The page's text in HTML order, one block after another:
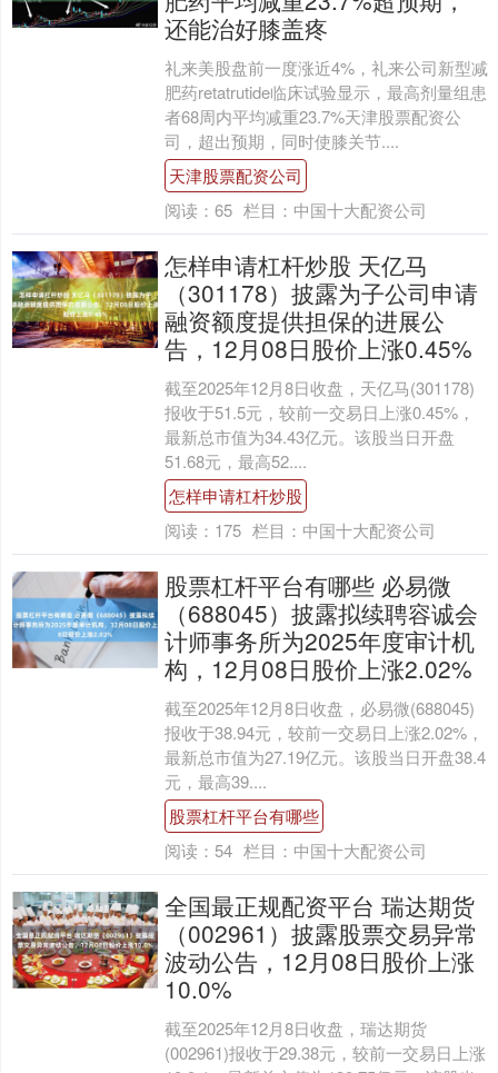
还能治好膝盖疼
礼来美股盘前一度涨近4%，礼来公司新型减
肥药retatrutide临床试验显示，最高剂量组患
者68周内平均减重23.7%天津股票配资公
司，超出预期，同时使膝关节....
天津股票配资公司
阅读： 65 栏目： 中国十大配资公司
怎样申请杠杆炒股 天亿马
（301178）披露为子公司申请
融资额度提供担保的进展公
告，12月08日股价上涨0.45%
截至2025年12月8日收盘，天亿马(301178)
报收于51.5元，较前一交易日上涨0.45%，
最新总市值为34.43亿元。该股当日开盘
51.68元，最高52....
怎样申请杠杆炒股
阅读： 175 栏目： 中国十大配资公司
股票杠杆平台有哪些 必易微
（688045）披露拟续聘容诚会
计师事务所为2025年度审计机
构，12月08日股价上涨2.02%
截至2025年12月8日收盘，必易微(688045)
报收于38.94元，较前一交易日上涨2.02%，
最新总市值为27.19亿元。该股当日开盘38.4
元，最高39....
股票杠杆平台有哪些
阅读： 54 栏目： 中国十大配资公司
全国最正规配资平台 瑞达期货
（002961）披露股票交易异常
波动公告，12月08日股价上涨
10.0%
截至2025年12月8日收盘，瑞达期货
(002961)报收于29.38元，较前一交易日上涨